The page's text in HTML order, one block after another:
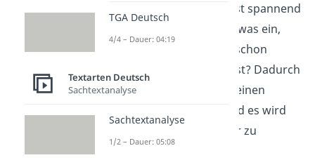
etwas aus, was du selbst spannend
findest. Oder fällt dir etwas ein,
das du vielleicht sogar schon
einmal selber erlebt hast? Dadurch
hast du nämlich gleich einen
und es wird
dir leicht fallen, darüber zu
schreiben.
TGA Deutsch
4/4 – Dauer: 04:19
Textarten Deutsch
Sachtextanalyse
Sachtextanalyse
1/2 – Dauer: 05:08